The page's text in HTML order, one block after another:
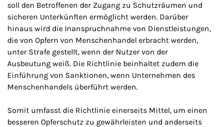
soll den Betroffenen der Zugang zu Schutzräumen und
sicheren Unterkünften ermöglicht werden. Darüber
hinaus wird die Inanspruchnahme von Dienstleistungen,
die von Opfern von Menschenhandel erbracht werden,
unter Strafe gestellt, wenn der Nutzer von der
Ausbeutung weiß. Die Richtlinie beinhaltet zudem die
Einführung von Sanktionen, wenn Unternehmen des
Menschenhandels überführt werden.
Somit umfasst die Richtlinie einerseits Mittel, um einen
besseren Opferschutz zu gewährleisten und anderseits